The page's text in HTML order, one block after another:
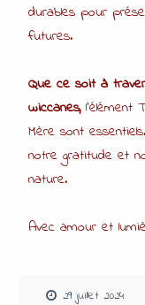
durables pour
futures.
Que ce soit à
wiccanes,l’élément
Mère sont
notre gratitude et
nature.
Avec amour et
29 juillet 2024